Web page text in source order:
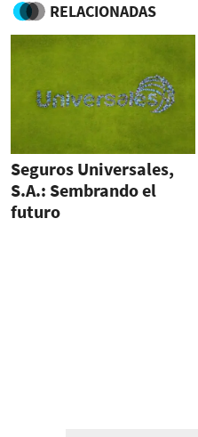
RELACIONADAS
Seguros Universales,
S.A.: Sembrando el
futuro